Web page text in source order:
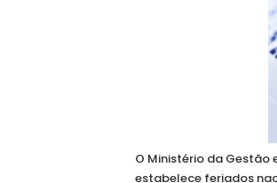
O Ministério da
estabelece feriados